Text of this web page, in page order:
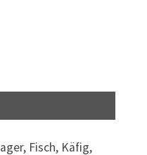
Fisch, Käfig,